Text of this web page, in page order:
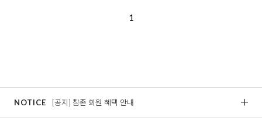
1
NOTICE [공지] 참존 회원 혜택 안내